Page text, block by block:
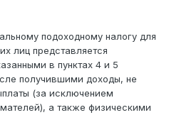
подоходному налогу для
лиц представляется
в пунктах 4 и 5
получившими доходы, не
(за исключением
а также физическими